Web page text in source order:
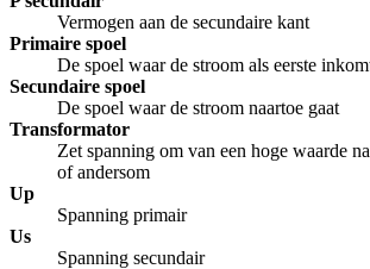
Vermogen aan de secundaire kant
Primaire spoel
De spoel waar de stroom als eerste
Secundaire spoel
De spoel waar de stroom naartoe gaat
Transformator
Zet spanning om van een hoge waarde
of andersom
Up
Spanning primair
Us
Spanning secundair